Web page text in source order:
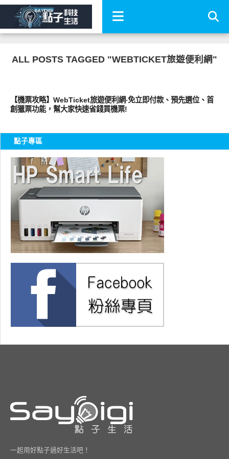
ALL POSTS TAGGED "WEBTICKET旅遊便利網"
【機票攻略】WebTicket旅遊便利網‧免立即付款、預先選位、首
創獵票功能，幫大家快速省錢買機票!
點子專區
一起用好點子過好生活吧！